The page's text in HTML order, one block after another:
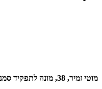
מוטי זמיר, 38, מונה לתפקיד סמנכ"ל מכירות ושיווק בחברת אואזיס טכנולוגיות תקשורת